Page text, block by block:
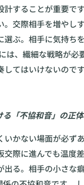
計することが重要で
。交際相手を増やし
選ぶ。相手に気持ち
は、繊細な戦略が必
てはいけないのです
「不協和音」の正体
かない場面が必ず
交際に進んでも温度
る。相手の小さな